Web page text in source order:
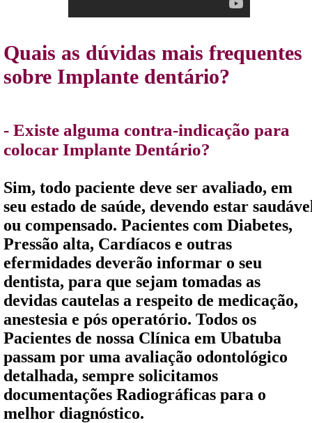
Quais as dúvidas mais frequentes
sobre Implante dentário?
- Existe alguma contra-indicação para
colocar Implante Dentário?
Sim, todo paciente deve ser avaliado, em
seu estado de saúde, devendo estar
ou compensado. Pacientes com Diabetes,
Pressão alta, Cardíacos e outras
efermidades deverão informar o seu
dentista, para que sejam tomadas as
devidas cautelas a respeito de medicação,
anestesia e pós operatório. Todos os
Pacientes de nossa Clínica em Ubatuba
passam por uma avaliação odontológico
detalhada, sempre solicitamos
documentações Radiográficas para o
melhor diagnóstico.